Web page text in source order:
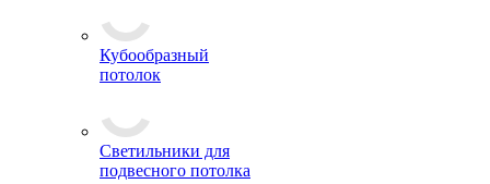
Кубообразный
Светильники для